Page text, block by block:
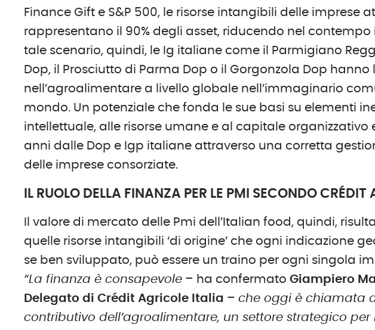
Finance Gift e S&P 500, le risorse intangibili delle imprese
rappresentano il 90% degli asset, riducendo nel
tale scenario, quindi, le Ig italiane come il Parmigiano
Dop, il Prosciutto di Parma Dop o il Gorgonzola Dop
nell’agroalimentare a livello globale nell’immaginario
mondo. Un potenziale che fonda le sue basi su elementi
intellettuale, alle risorse umane e al capitale organizzativo
anni dalle Dop e Igp italiane attraverso una corretta
delle imprese consorziate.
IL RUOLO DELLA FINANZA PER LE PMI SECONDO CRÉDIT
Il valore di mercato delle Pmi dell’Italian food, quindi,
quelle risorse intangibili ‘di origine’ che ogni indicazione
se ben sviluppato, può essere un traino per ogni singola
“La finanza è consapevole – ha confermatoGiampiero
Delegato di Crédit Agricole Italia –che oggi è chiamata
contributivo dell’agroalimentare, un settore strategico per